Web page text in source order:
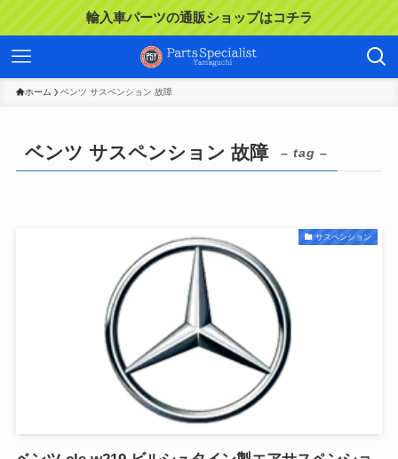
輸入車パーツの通販ショップはコチラ
ホーム ベンツ サスペンション 故障
ベンツ サスペンション 故障 – tag –
サスペンション